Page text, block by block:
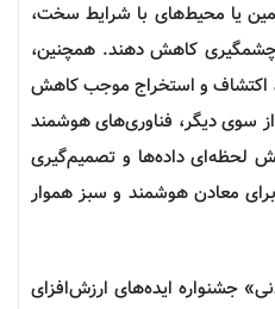
یا محیط‌های با شرایط سخت،
چشمگیری کاهش دهند. همچنین،
اکتشاف و استخراج موجب کاهش
سوی دیگر، فناوری‌های هوشمند
لحظه‌ای داده‌ها و تصمیم‌گیری
معادن هوشمند و سبز هموار
جشنواره ایده‌های ارزش‌افزای